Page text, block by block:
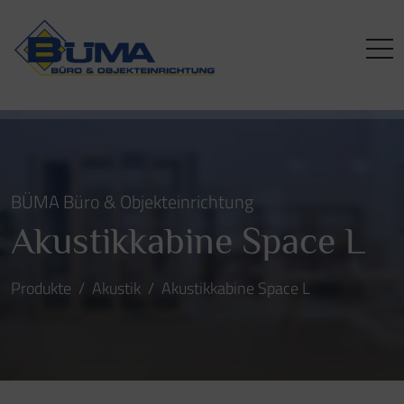
BÜMA Büro & Objekteinrichtung
Akustikkabine Space L
Produkte Akustik Akustikkabine Space L